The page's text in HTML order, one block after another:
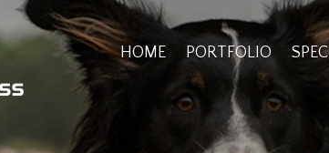
HOME PORTFOLIO